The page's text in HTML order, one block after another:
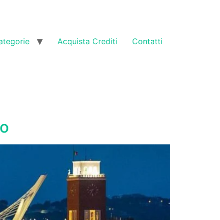
Acquista Crediti Contatti